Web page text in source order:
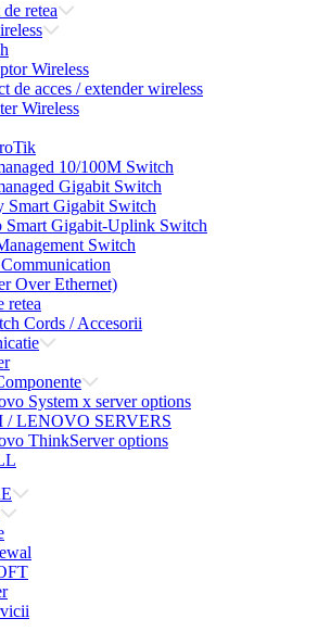
retea
Wireless
de acces / extender wireless
Wireless
10/100M Switch
Gigabit Switch
Smart Gigabit Switch
Smart Gigabit-Uplink Switch
Switch
Over Ethernet)
retea
Cords / Accesorii
System x server options
/ LENOVO SERVERS
ThinkServer options